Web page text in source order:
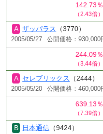
142.73％
（2.43倍）
ザッパラス （3770）
2005/05/27 公開価格：930,000
244.09％
（3.44倍）
セレブリックス （2444）
2005/05/20 公開価格：460,000
639.13％
（7.39倍）
日本通信 （9424）